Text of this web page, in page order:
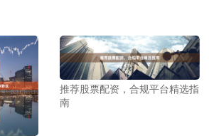
推荐股票配资，合规平台精选指
南